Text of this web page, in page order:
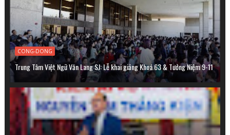
CONG-DONG
Trung Tâm Việt Ngữ Văn Lang SJ: Lễ khai giảng Khoá 63 & Tưởng Niệm 9-11